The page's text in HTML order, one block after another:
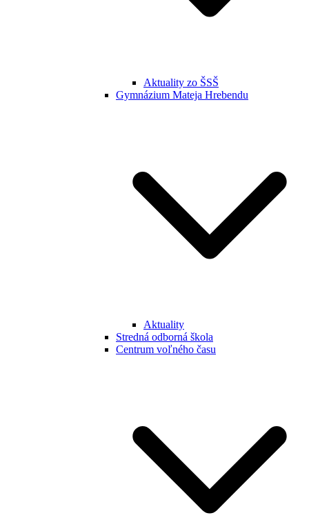
Aktuality zo ŠSŠ
Gymnázium Mateja Hrebendu
Aktuality
Stredná odborná škola
Centrum voľného času